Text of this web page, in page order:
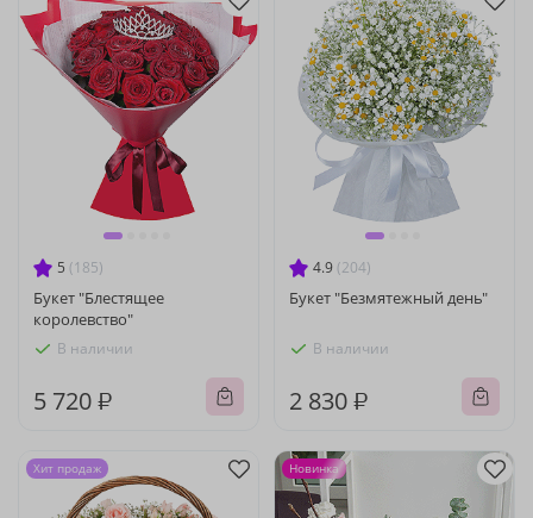
5 (185)
Букет "Блестящее
королевство"
В наличии
5 720 ₽
4.9 (204)
Букет "Безмятежный день"
В наличии
2 830 ₽
Хит продаж Новинка